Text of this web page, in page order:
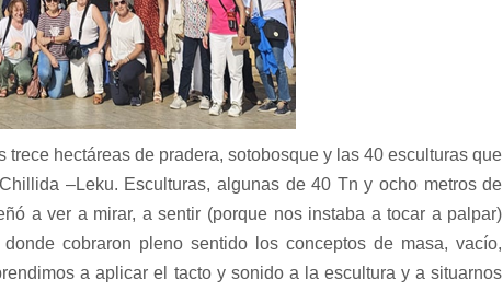
hectáreas de pradera, sotobosque y las 40 esculturas que
–Leku. Esculturas, algunas de 40 Tn y ocho metros de
a ver a mirar, a sentir (porque nos instaba a tocar a palpar)
cobraron pleno sentido los conceptos de masa, vacío,
a aplicar el tacto y sonido a la escultura y a situarnos